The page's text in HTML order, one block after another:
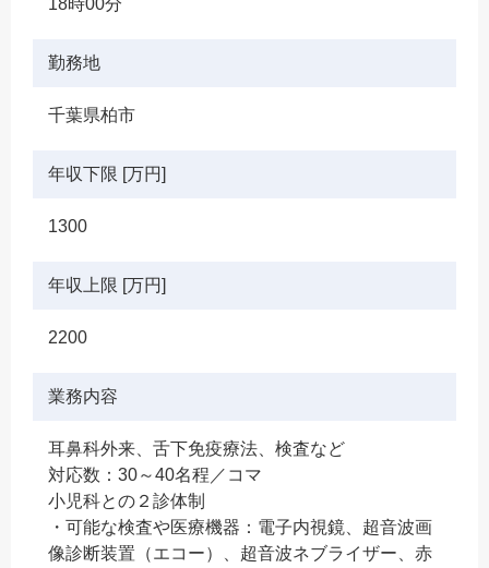
勤務地
千葉県柏市
年収下限 [万円]
1300
年収上限 [万円]
2200
業務内容
耳鼻科外来、舌下免疫療法、検査など
対応数：30～40名程／コマ
小児科との２診体制
・可能な検査や医療機器：電子内視鏡、超音波画
像診断装置（エコー）、超音波ネブライザー、赤